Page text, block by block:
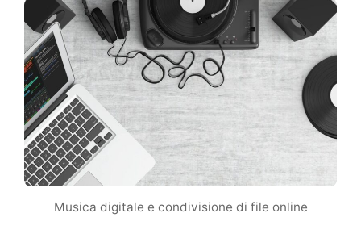
Musica digitale e condivisione di file online